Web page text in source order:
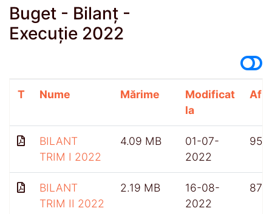
Buget - Bilanț -
Execuție 2022
T Nume Mărime
Modificat
la
BILANT
TRIM I 2022
4.09 MB
01-07-
2022
959
BILANT
TRIM II 2022
2.19 MB
16-08-
2022
876